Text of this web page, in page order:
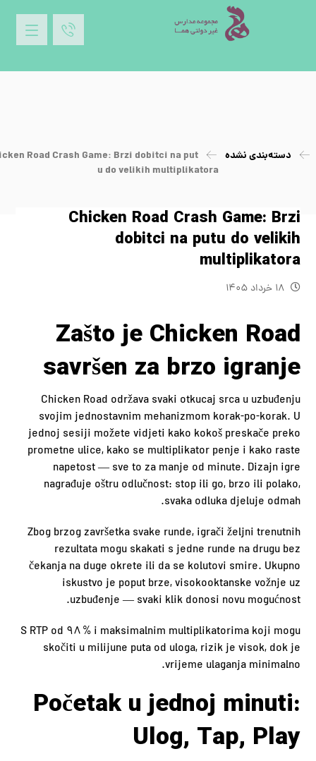
دسته‌بندی نشده
Road Crash Game: Brzi dobitci na put
u do velikih multiplikatora
Chicken Road Crash Game: Brzi
dobitci na putu do velikih
multiplikatora
۱۸ خرداد ۱۴۰۵
Zašto je Chicken Road
savršen za brzo igranje
Chicken Road održava svaki otkucaj srca u uzbuđenju
svojim jednostavnim mehanizmom korak-po-korak. U
jednoj sesiji možete vidjeti kako kokoš preskače preko
prometne ulice, kako se multiplikator penje i kako raste
napetost — sve to za manje od minute. Dizajn igre
nagrađuje oštru odlučnost: stop ili go, brzo ili polako,
svaka odluka djeluje odmah.
Zbog brzog završetka svake runde, igrači željni trenutnih
rezultata mogu skakati s jedne runde na drugu bez
čekanja na duge okrete ili da se kolutovi smire. Ukupno
iskustvo je poput brze, visokooktanske vožnje uz
uzbuđenje — svaki klik donosi novu mogućnost.
S RTP od 98 % i maksimalnim multiplikatorima koji mogu
skočiti u milijune puta od uloga, rizik je visok, dok je
vrijeme ulaganja minimalno.
Početak u jednoj minuti:
Ulog, Tap, Play